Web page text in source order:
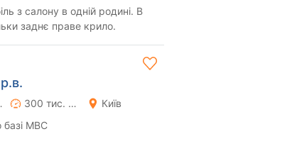
з салону в одній родині. В
заднє праве крило.
300 тис. км
Київ
базі МВС